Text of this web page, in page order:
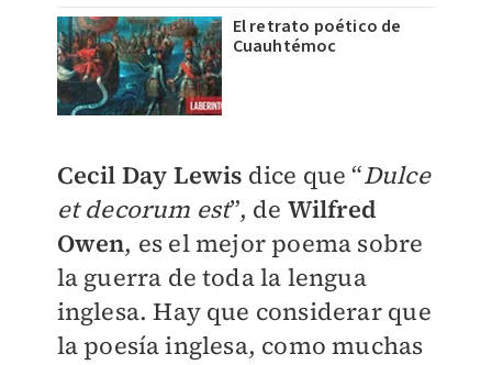
El retrato poético de
Cuauhtémoc
Cecil Day Lewis dice que “Dulce
et decorum est”, de Wilfred
Owen, es el mejor poema sobre
la guerra de toda la lengua
inglesa. Hay que considerar que
la poesía inglesa, como muchas